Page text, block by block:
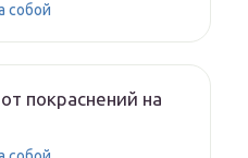
собой
покраснений на